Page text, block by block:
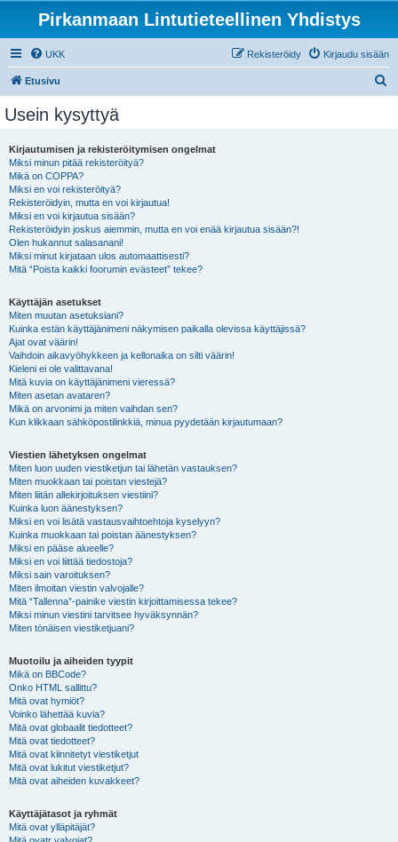
Pirkanmaan Lintutieteellinen Yhdistys
UKK Kirjaudu sisään
Rekisteröidy
Etusivu
Usein kysyttyä
Kirjautumisen ja rekisteröitymisen ongelmat
Miksi minun pitää rekisteröityä?
Mikä on COPPA?
Miksi en voi rekisteröityä?
Rekisteröidyin, mutta en voi kirjautua!
Miksi en voi kirjautua sisään?
Rekisteröidyin joskus aiemmin, mutta en voi enää kirjautua sisään?!
Olen hukannut salasanani!
Miksi minut kirjataan ulos automaattisesti?
Mitä “Poista kaikki foorumin evästeet” tekee?
Käyttäjän asetukset
Miten muutan asetuksiani?
Kuinka estän käyttäjänimeni näkymisen paikalla olevissa käyttäjissä?
Ajat ovat väärin!
Vaihdoin aikavyöhykkeen ja kellonaika on silti väärin!
Kieleni ei ole valittavana!
Mitä kuvia on käyttäjänimeni vieressä?
Miten asetan avataren?
Mikä on arvonimi ja miten vaihdan sen?
Kun klikkaan sähköpostilinkkiä, minua pyydetään kirjautumaan?
Viestien lähetyksen ongelmat
Miten luon uuden viestiketjun tai lähetän vastauksen?
Miten muokkaan tai poistan viestejä?
Miten liitän allekirjoituksen viestiini?
Kuinka luon äänestyksen?
Miksi en voi lisätä vastausvaihtoehtoja kyselyyn?
Kuinka muokkaan tai poistan äänestyksen?
Miksi en pääse alueelle?
Miksi en voi liittää tiedostoja?
Miksi sain varoituksen?
Miten ilmoitan viestin valvojalle?
Mitä “Tallenna”-painike viestin kirjoittamisessa tekee?
Miksi minun viestini tarvitsee hyväksynnän?
Miten tönäisen viestiketjuani?
Muotoilu ja aiheiden tyypit
Mikä on BBCode?
Onko HTML sallittu?
Mitä ovat hymiöt?
Voinko lähettää kuvia?
Mitä ovat globaalit tiedotteet?
Mitä ovat tiedotteet?
Mitä ovat kiinnitetyt viestiketjut
Mitä ovat lukitut viestiketjut?
Mitä ovat aiheiden kuvakkeet?
Käyttäjätasot ja ryhmät
Mitä ovat ylläpitäjät?